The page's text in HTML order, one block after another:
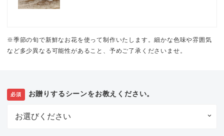
※季節の旬で新鮮なお花を使って制作いたします。細かな色味や雰囲気
など多少異なる可能性があること、予めご了承くださいませ。
必須 お贈りするシーンをお教えください。